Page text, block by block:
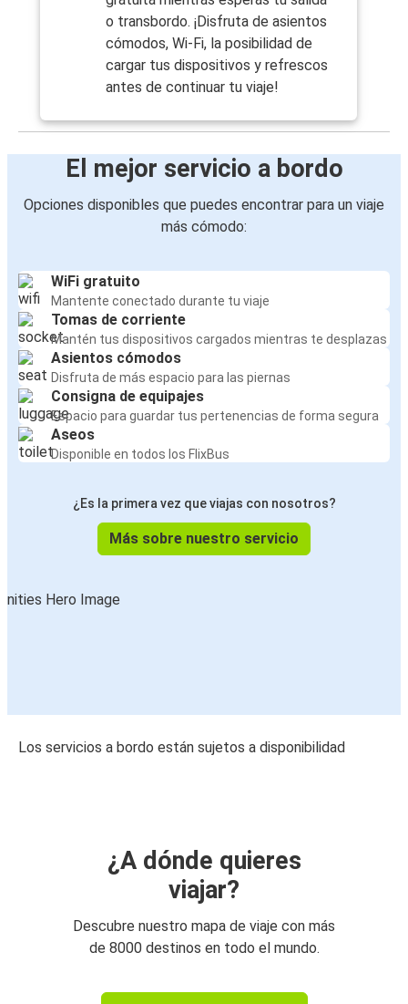
o transbordo. ¡Disfruta de asientos
cómodos, Wi-Fi, la posibilidad de
cargar tus dispositivos y refrescos
antes de continuar tu viaje!
El mejor servicio a bordo
Opciones disponibles que puedes encontrar para un viaje
más cómodo:
WiFi gratuito
Mantente conectado durante tu viaje
Tomas de corriente
Mantén tus dispositivos cargados mientras te desplazas
Asientos cómodos
Disfruta de más espacio para las piernas
Consigna de equipajes
Espacio para guardar tus pertenencias de forma segura
Aseos
Disponible en todos los FlixBus
¿Es la primera vez que viajas con nosotros?
Más sobre nuestro servicio
Los servicios a bordo están sujetos a disponibilidad
¿A dónde quieres
viajar?
Descubre nuestro mapa de viaje con más
de 8000 destinos en todo el mundo.